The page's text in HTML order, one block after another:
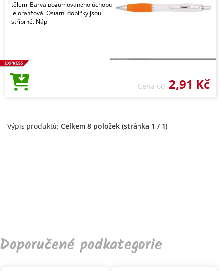
tělem. Barva pogumovaného úchopu
je oranžová. Ostatní doplňky jsou
stříbrné. Nápl
Cena od 2,91 Kč
Výpis produktů: Celkem 8 položek (stránka 1 / 1)
Doporučené podkategorie